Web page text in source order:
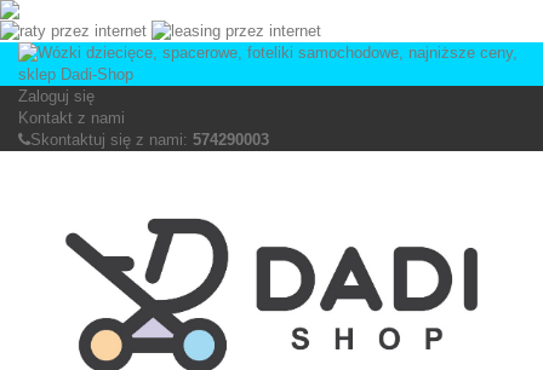
Zaloguj się
Kontakt z nami
Skontaktuj się z nami: 574290003